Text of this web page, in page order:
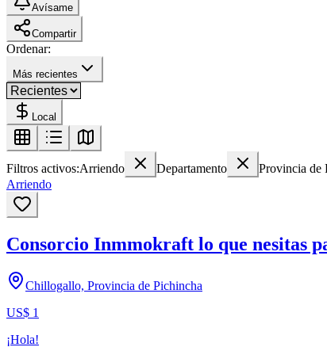
Avísame
Compartir
Ordenar:
Más recientes
Local
Filtros activos:Arriendo Departamento Provincia de
Arriendo
Consorcio Inmmokraft lo que nesitas
Chillogallo, Provincia de Pichincha
US$ 1
¡Hola!